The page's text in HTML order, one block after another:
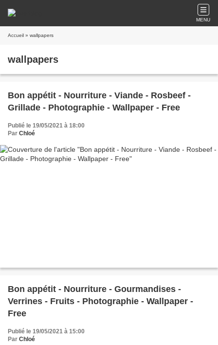
MENU
Accueil » wallpapers
wallpapers
Bon appétit - Nourriture - Viande - Rosbeef -
Grillade - Photographie - Wallpaper - Free
Publié le 19/05/2021 à 18:00
Par Chloé
Bon appétit - Nourriture - Gourmandises -
Verrines - Fruits - Photographie - Wallpaper -
Free
Publié le 19/05/2021 à 15:00
Par Chloé